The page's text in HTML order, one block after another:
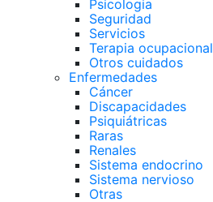
Psicologia
Seguridad
Servicios
Terapia ocupacional
Otros cuidados
Enfermedades
Cáncer
Discapacidades
Psiquiátricas
Raras
Renales
Sistema endocrino
Sistema nervioso
Otras